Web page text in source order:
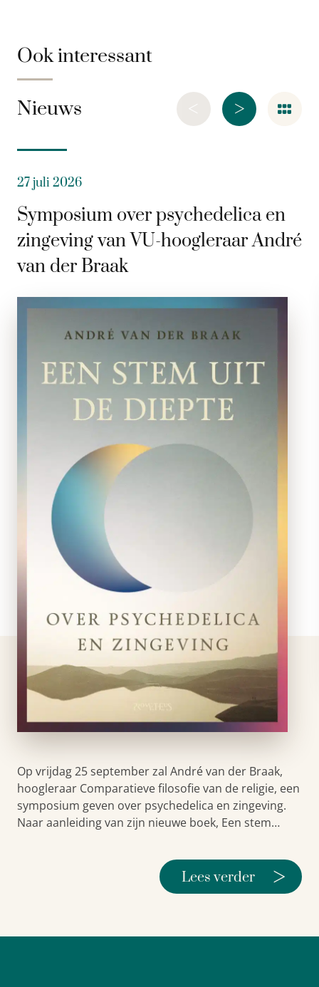
Ook interessant
Nieuws >
<
27 juli 2026
Symposium over psychedelica en
zingeving van VU-hoogleraar André
van der Braak
Op vrijdag 25 september zal André van der Braak,
hoogleraar Comparatieve filosofie van de religie, een
symposium geven over psychedelica en zingeving.
Naar aanleiding van zijn nieuwe boek, Een stem…
Lees verder >